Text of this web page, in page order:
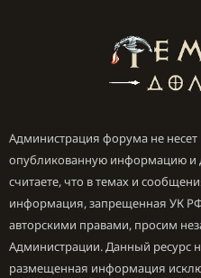
Администрация форума не несет
опубликованную информацию и
считаете, что в темах и
информация, запрещенная УК
авторскими правами, просим
Администрации. Данный ресурс
размещенная информация